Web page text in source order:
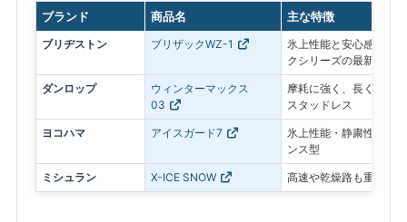
ブランド 商品名 主な特徴
ブリヂストン ブリザックWZ-1
氷上性能と安心感を最
クシリーズの最新モデル
ダンロップ
ウィンターマックス
03
摩耗に強く、長く使い
スタッドレス
ヨコハマ アイスガード7
氷上性能・静粛性・ロ
ンス型
ミシュラン X-ICE SNOW 高速や乾燥路も重視し